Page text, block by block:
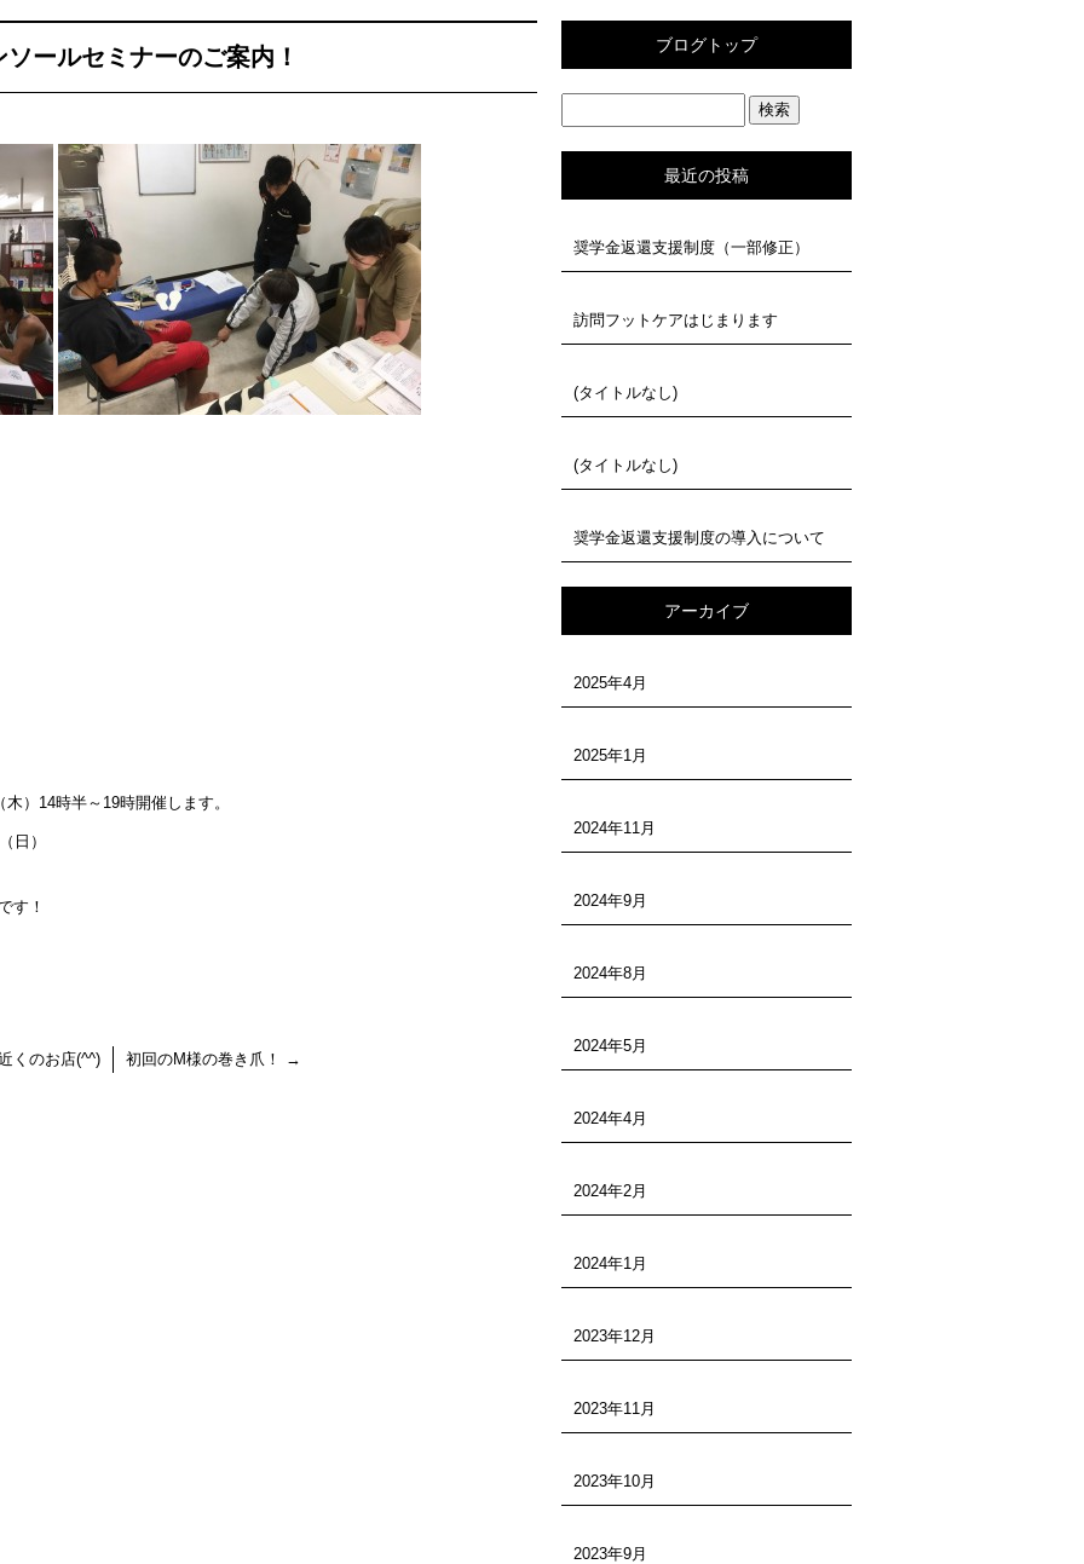
ソールセミナーのご案内！
）14時半～19時開催します。
日）
す！
くのお店(^^) 初回のM様の巻き爪！ →
ブログトップ
最近の投稿
奨学金返還支援制度（一部修正）
訪問フットケアはじまります
(タイトルなし)
(タイトルなし)
奨学金返還支援制度の導入について
アーカイブ
2025年4月
2025年1月
2024年11月
2024年9月
2024年8月
2024年5月
2024年4月
2024年2月
2024年1月
2023年12月
2023年11月
2023年10月
2023年9月